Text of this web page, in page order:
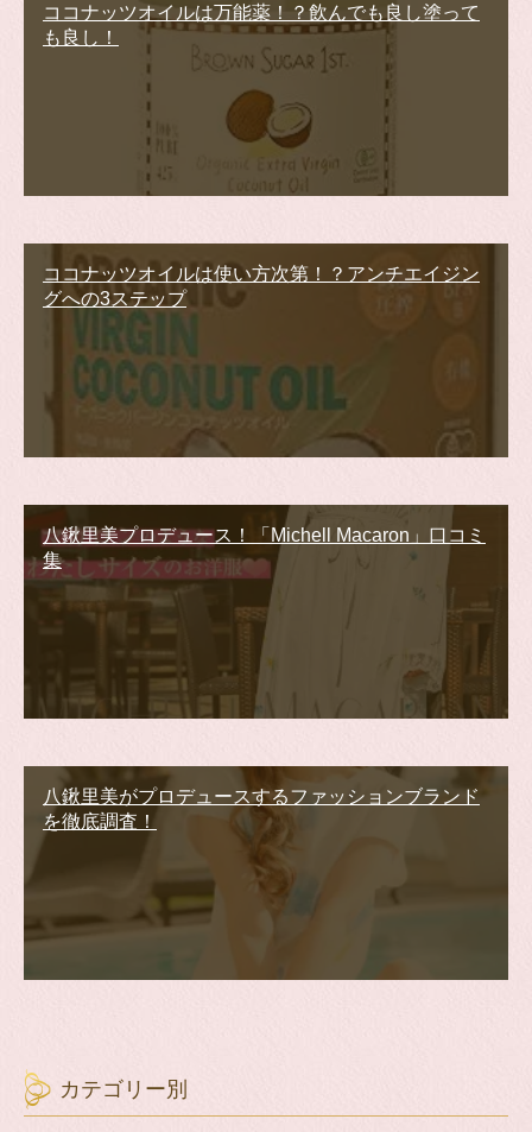
ココナッツオイルは万能薬！？飲んでも良し塗って
も良し！
ココナッツオイルは使い方次第！？アンチエイジン
グへの3ステップ
八鍬里美プロデュース！「Michell Macaron」口コミ
集
八鍬里美がプロデュースするファッションブランド
を徹底調査！
カテゴリー別